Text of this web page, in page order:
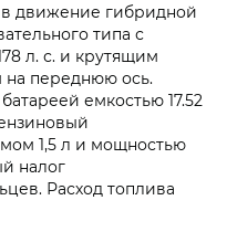
в движение гибридной
типа с
л. с. и крутящим
переднюю ось.
емкостью 17.52
1,5 л и мощностью
налог
Расход топлива